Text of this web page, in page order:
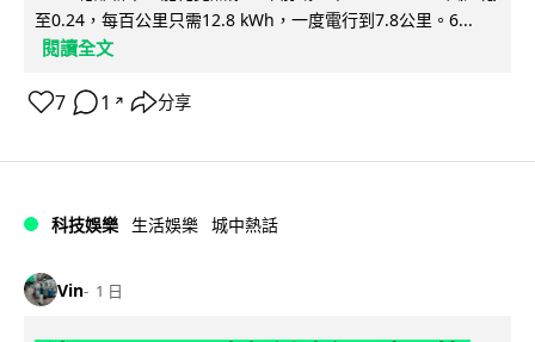
至0.24，每百公里只需12.8 kWh，一度電行到7.8公里。6...
閱讀全文
7 1 ↗ 分享
科技娛樂 生活娛樂 城中熱話
Vin 1 日